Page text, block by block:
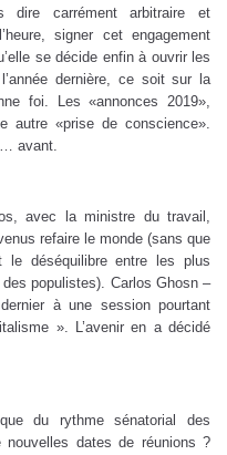
carrément arbitraire et
signer cet engagement
se décide enfin à ouvrir les
dernière, ce soit sur la
foi. Les «annonces 2019»,
autre «prise de conscience».
… avant.
avec la ministre du travail,
refaire le monde (sans que
le déséquilibre entre les plus
populistes). Carlos Ghosn –
à une session pourtant
». L’avenir en a décidé
du rythme sénatorial des
nouvelles dates de réunions ?